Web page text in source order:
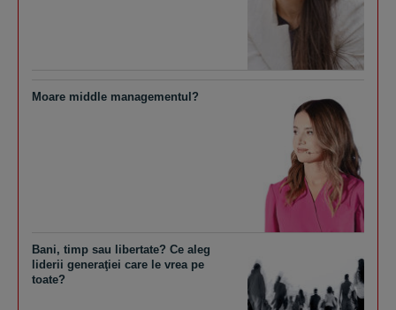
Moare middle managementul?
Bani, timp sau libertate? Ce aleg
liderii generaţiei care le vrea pe
toate?